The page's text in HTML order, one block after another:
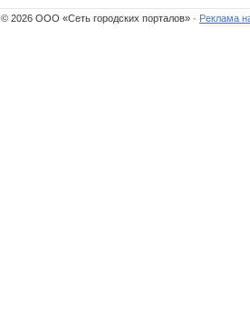
© 2026 ООО «Сеть городских порталов» · Реклама